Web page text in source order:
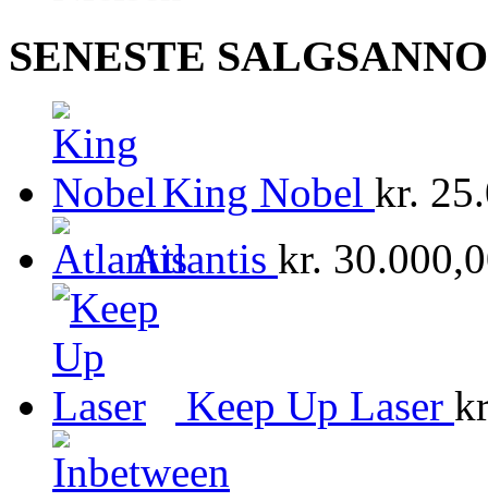
SENESTE
King Nobel kr.
Atlantis kr.
Keep Up Laser